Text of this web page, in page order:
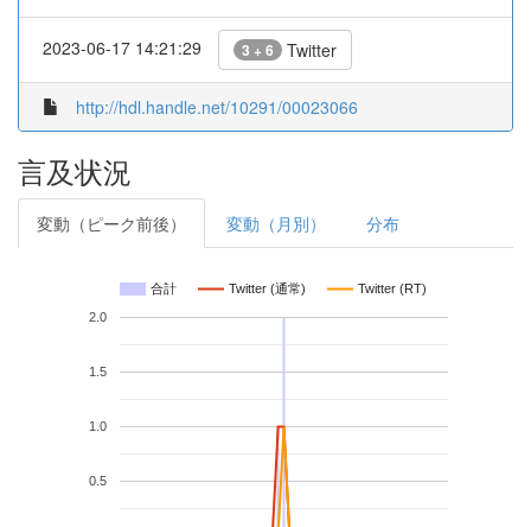
2023-06-17 14:21:29 3 + 6 Twitter
http://hdl.handle.net/10291/00023066
言及状況
変動（ピーク前後） 変動（月別） 分布
合計 Twitter (通常) Twitter (RT)
0.5
1.0
1.5
2.0